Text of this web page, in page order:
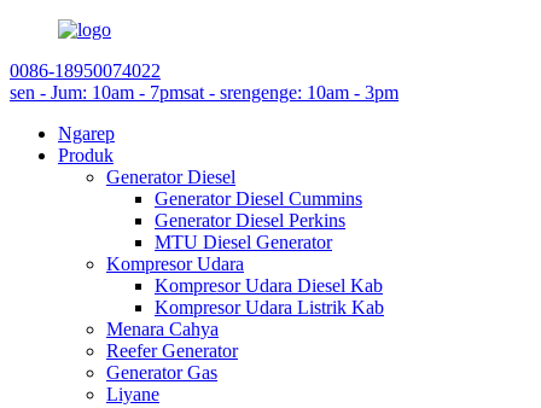
0086-18950074022
sen - Jum: 10am - 7pmsat - srengenge: 10am - 3pm
Ngarep
Produk
Generator Diesel
Generator Diesel Cummins
Generator Diesel Perkins
MTU Diesel Generator
Kompresor Udara
Kompresor Udara Diesel Kab
Kompresor Udara Listrik Kab
Menara Cahya
Reefer Generator
Generator Gas
Liyane